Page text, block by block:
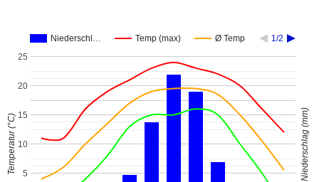
Niederschl… Temp (max) Ø Temp 1/2
5
10
15
20
25
Temperatur (°C) Niederschlag (mm)